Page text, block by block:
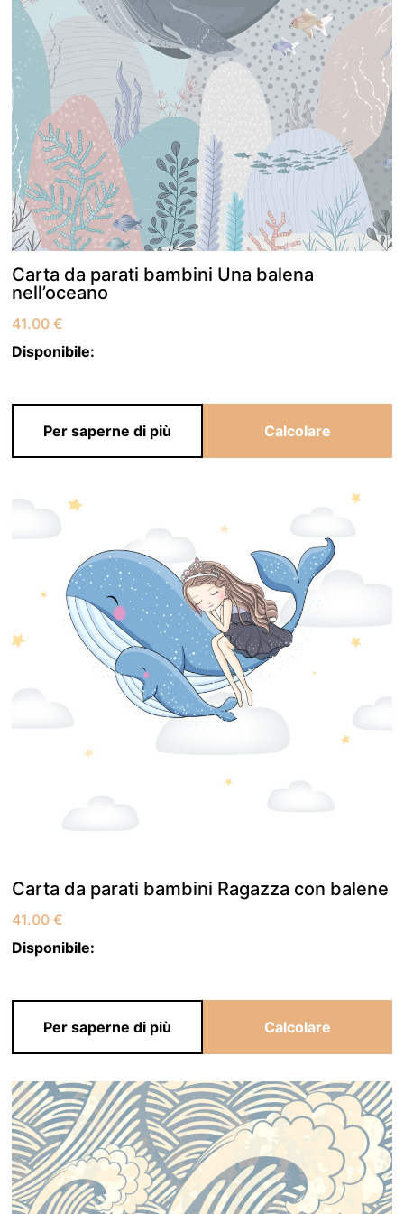
Carta da parati bambini Una balena
nell’oceano
41.00€
Disponibile:
Per saperne di più Calcolare
Carta da parati bambini Ragazza con balene
41.00€
Disponibile:
Per saperne di più Calcolare